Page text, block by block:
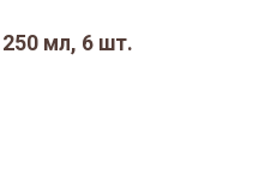
мл, 6 шт.